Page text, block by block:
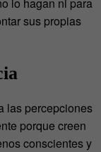
sus propias
las percepciones
porque creen
conscientes y